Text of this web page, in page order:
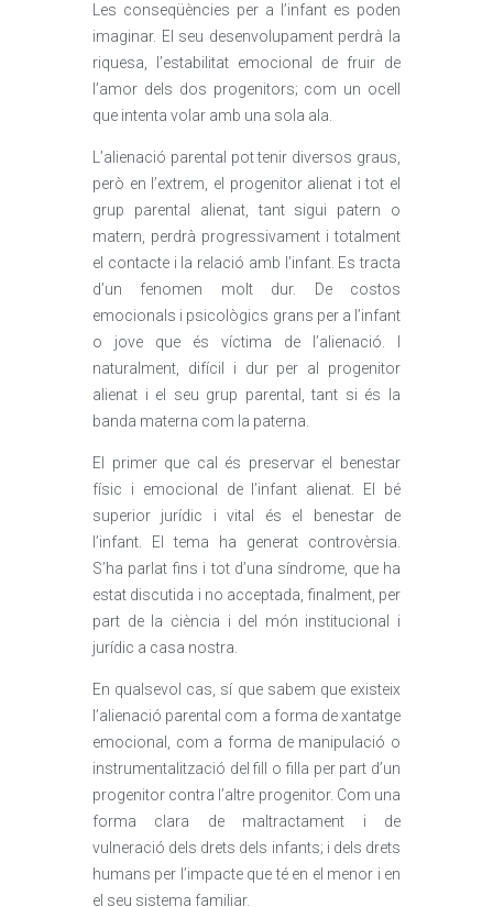
Les conseqüències per a l’infant es poden
imaginar. El seu desenvolupament perdrà la
riquesa, l’estabilitat emocional de fruir de
l’amor dels dos progenitors; com un ocell
que intenta volar amb una sola ala.
L’alienació parental pot tenir diversos graus,
però en l’extrem, el progenitor alienat i tot el
grup parental alienat, tant sigui patern o
matern, perdrà progressivament i totalment
el contacte i la relació amb l’infant. Es tracta
d’un fenomen molt dur. De costos
emocionals i psicològics grans per a l’infant
o jove que és víctima de l’alienació. I
naturalment, difícil i dur per al progenitor
alienat i el seu grup parental, tant si és la
banda materna com la paterna.
El primer que cal és preservar el benestar
físic i emocional de l’infant alienat. El bé
superior jurídic i vital és el benestar de
l’infant. El tema ha generat controvèrsia.
S’ha parlat fins i tot d’una síndrome, que ha
estat discutida i no acceptada, finalment, per
part de la ciència i del món institucional i
jurídic a casa nostra.
En qualsevol cas, sí que sabem que existeix
l’alienació parental com a forma de xantatge
emocional, com a forma de manipulació o
instrumentalització del fill o filla per part d’un
progenitor contra l’altre progenitor. Com una
forma clara de maltractament i de
vulneració dels drets dels infants; i dels drets
humans per l’impacte que té en el menor i en
el seu sistema familiar.